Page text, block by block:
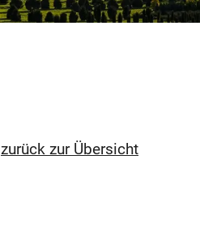
zurück zur Übersicht